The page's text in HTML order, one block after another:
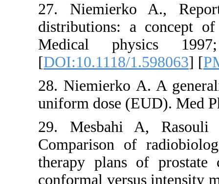
27.
Medical
[
28.
uniform
29.
therapy
conformal